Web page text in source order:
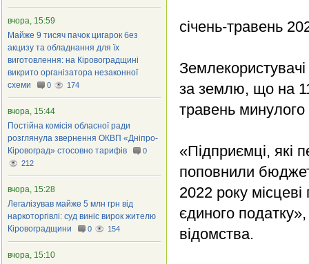
січень-травень
за землю, що на
травень
«Підприємці, які
поповнили
2022 року
єдиного
відомства.
вчора, 15:59
Майже 9 тисяч пачок цигарок без
акцизу та обладнання для їх
виготовлення: на Кіровоградщині
викрито організатора незаконної
схеми
0 174
вчора, 15:44
Постійна комісія обласної ради
розглянула звернення ОКВП «Дніпро-
Кіровоград» стосовно тарифів
0
212
вчора, 15:28
Легалізував майже 5 млн грн від
наркоторгівлі: суд виніс вирок жителю
Кіровоградщини
0 154
вчора, 15:10